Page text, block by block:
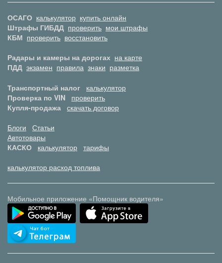
ОСАГО калькулятор купить онлайн
Штрафы ГИБДД проверить мои штрафы
КБМ проверить восстановить
Радары и камеры на дорогах на карте
ПДД экзамен правила знаки разметка
Транспортный налог
калькулятор
Проверка по VIN
проверить
Купля-продажа скачать договор
Блоги
Статьи
Автотовары
КАСКО
калькулятор тарифы
калькулятор расход топлива
Мобильное приложение «Помощник водителя»